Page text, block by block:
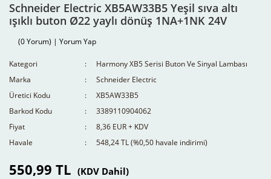
Schneider Electric XB5AW33B5 Yeşil sıva altı
ışıklı buton Ø22 yaylı dönüş 1NA+1NK 24V
(0 Yorum) | Yorum Yap
Kategori
Harmony XB5 Serisi Buton Ve Sinyal Lambası
Marka
Schneider Electric
Üretici Kodu
XB5AW33B5
Barkod Kodu
3389110904062
Fiyat
8,36 EUR + KDV
Havale
548,24 TL (%0,50 havale indirimi)
550,99 TL (KDV Dahil)